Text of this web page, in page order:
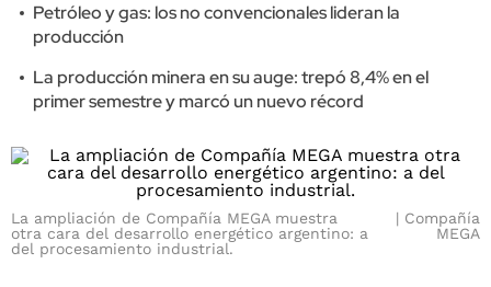
Petróleo y gas: los no convencionales lideran la
producción
La producción minera en su auge: trepó 8,4% en el
primer semestre y marcó un nuevo récord
La ampliación de Compañía MEGA muestra
otra cara del desarrollo energético argentino: a
del procesamiento industrial.
Compañía
MEGA